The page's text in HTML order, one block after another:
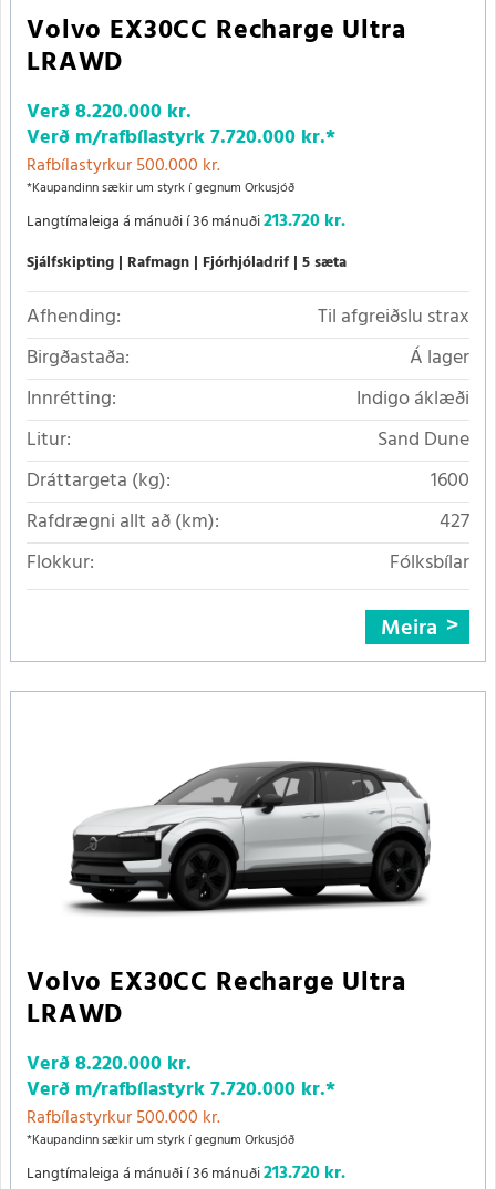
Volvo EX30CC Recharge Ultra
LRAWD
Verð8.220.000 kr.
Verð m/rafbílastyrk7.720.000 kr.*
Rafbílastyrkur 500.000 kr.
*Kaupandinn sækir um styrk í gegnum Orkusjóð
Langtímaleiga á mánuði í 36 mánuði213.720 kr.
Sjálfskipting Rafmagn Fjórhjóladrif 5 sæta
Afhending:
Til afgreiðslu strax
Birgðastaða:
Á lager
Innrétting:
Indigo áklæði
Litur:
Sand Dune
Dráttargeta (kg):
1600
Rafdrægni allt að (km):
427
Flokkur:
Fólksbílar
Meira
Volvo EX30CC Recharge Ultra
LRAWD
Verð8.220.000 kr.
Verð m/rafbílastyrk7.720.000 kr.*
Rafbílastyrkur 500.000 kr.
*Kaupandinn sækir um styrk í gegnum Orkusjóð
Langtímaleiga á mánuði í 36 mánuði213.720 kr.